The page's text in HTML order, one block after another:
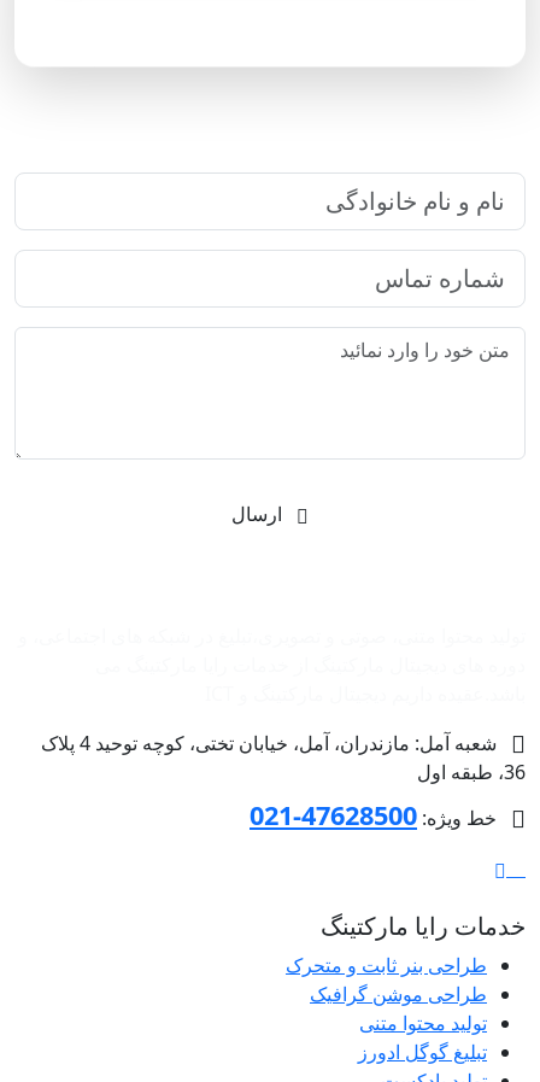
شعبه آمل: مازندران، آمل، خیابان تختی، کوچه توحید 4 پلاک
36، طبقه اول
خط ویژه: 47628500-021
خدمات رایا مارکتینگ
طراحی بنر ثابت و متحرک
طراحی موشن گرافیک
تولید محتوا متنی
تبلیغ گوگل ادورز